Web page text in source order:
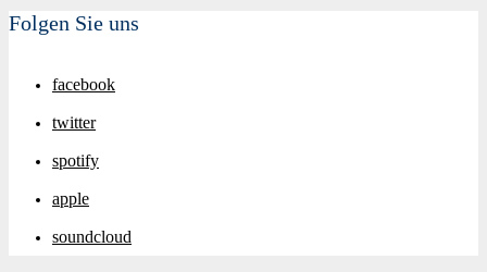
Folgen Sie uns
facebook
twitter
spotify
apple
soundcloud